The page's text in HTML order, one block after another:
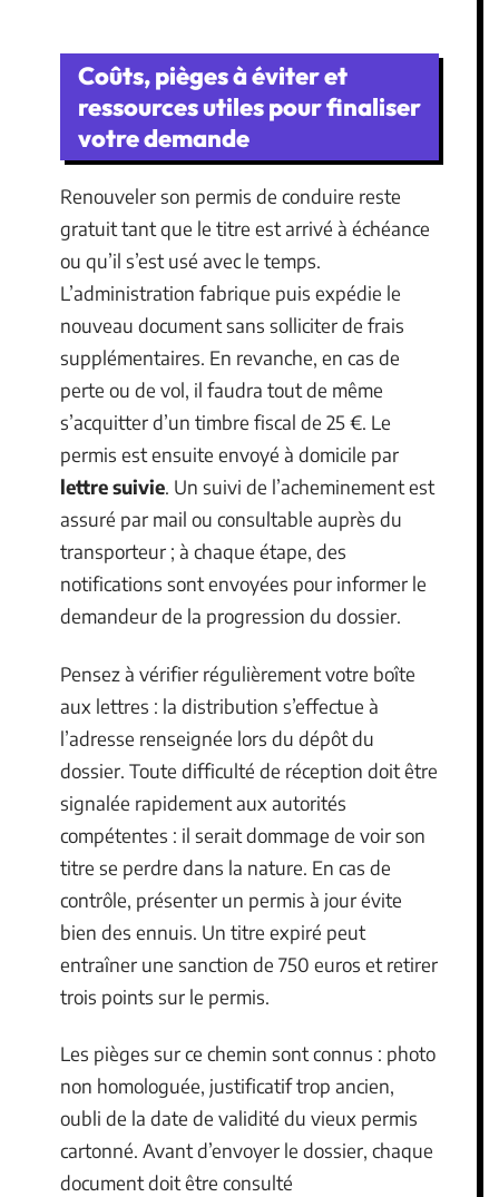
Coûts, pièges à éviter et
ressources utiles pour finaliser
votre demande
Renouveler son permis de conduire reste
gratuit tant que le titre est arrivé à échéance
ou qu’il s’est usé avec le temps.
L’administration fabrique puis expédie le
nouveau document sans solliciter de frais
supplémentaires. En revanche, en cas de
perte ou de vol, il faudra tout de même
s’acquitter d’un timbre fiscal de 25 €. Le
permis est ensuite envoyé à domicile par
lettre suivie. Un suivi de l’acheminement est
assuré par mail ou consultable auprès du
transporteur ; à chaque étape, des
notifications sont envoyées pour informer le
demandeur de la progression du dossier.
Pensez à vérifier régulièrement votre boîte
aux lettres : la distribution s’effectue à
l’adresse renseignée lors du dépôt du
dossier. Toute difficulté de réception doit être
signalée rapidement aux autorités
compétentes : il serait dommage de voir son
titre se perdre dans la nature. En cas de
contrôle, présenter un permis à jour évite
bien des ennuis. Un titre expiré peut
entraîner une sanction de 750 euros et retirer
trois points sur le permis.
Les pièges sur ce chemin sont connus : photo
non homologuée, justificatif trop ancien,
oubli de la date de validité du vieux permis
cartonné. Avant d’envoyer le dossier, chaque
document doit être consulté